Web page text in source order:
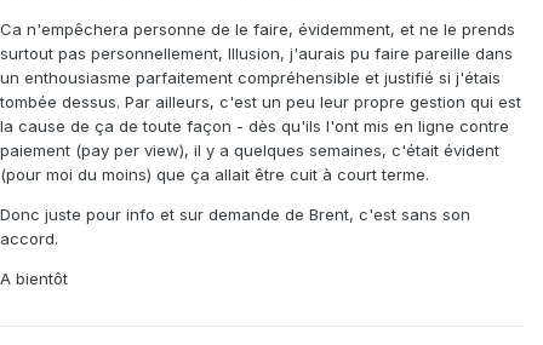
Ca n'empêchera personne de le faire, évidemment, et ne le prends
surtout pas personnellement, Illusion, j'aurais pu faire pareille dans
un enthousiasme parfaitement compréhensible et justifié si j'étais
tombée dessus. Par ailleurs, c'est un peu leur propre gestion qui est
la cause de ça de toute façon - dès qu'ils l'ont mis en ligne contre
paiement (pay per view), il y a quelques semaines, c'était évident
(pour moi du moins) que ça allait être cuit à court terme.
Donc juste pour info et sur demande de Brent, c'est sans son
accord.
A bientôt